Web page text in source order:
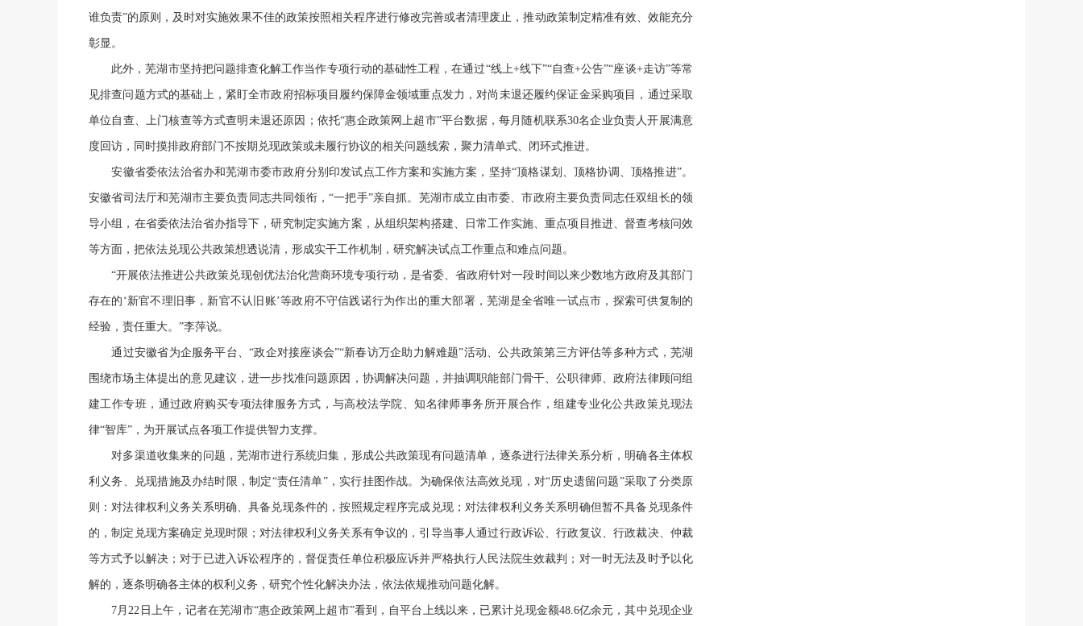
谁负责”的原则，及时对实施效果不佳的政策按照相关程序进行修改完善或者清理废止，推动政策制定精准有效、效能充分
彰显。
此外，芜湖市坚持把问题排查化解工作当作专项行动的基础性工程，在通过“线上+线下”“自查+公告”“座谈+走访”等常
见排查问题方式的基础上，紧盯全市政府招标项目履约保障金领域重点发力，对尚未退还履约保证金采购项目，通过采取
单位自查、上门核查等方式查明未退还原因；依托“惠企政策网上超市”平台数据，每月随机联系30名企业负责人开展满意
度回访，同时摸排政府部门不按期兑现政策或未履行协议的相关问题线索，聚力清单式、闭环式推进。
安徽省委依法治省办和芜湖市委市政府分别印发试点工作方案和实施方案，坚持“顶格谋划、顶格协调、顶格推进”。
安徽省司法厅和芜湖市主要负责同志共同领衔，“一把手”亲自抓。芜湖市成立由市委、市政府主要负责同志任双组长的领
导小组，在省委依法治省办指导下，研究制定实施方案，从组织架构搭建、日常工作实施、重点项目推进、督查考核问效
等方面，把依法兑现公共政策想透说清，形成实干工作机制，研究解决试点工作重点和难点问题。
“开展依法推进公共政策兑现创优法治化营商环境专项行动，是省委、省政府针对一段时间以来少数地方政府及其部门
存在的‘新官不理旧事，新官不认旧账’等政府不守信践诺行为作出的重大部署，芜湖是全省唯一试点市，探索可供复制的
经验，责任重大。”李萍说。
通过安徽省为企服务平台、“政企对接座谈会”“新春访万企助力解难题”活动、公共政策第三方评估等多种方式，芜湖
围绕市场主体提出的意见建议，进一步找准问题原因，协调解决问题，并抽调职能部门骨干、公职律师、政府法律顾问组
建工作专班，通过政府购买专项法律服务方式，与高校法学院、知名律师事务所开展合作，组建专业化公共政策兑现法
律“智库”，为开展试点各项工作提供智力支撑。
对多渠道收集来的问题，芜湖市进行系统归集，形成公共政策现有问题清单，逐条进行法律关系分析，明确各主体权
利义务、兑现措施及办结时限，制定“责任清单”，实行挂图作战。为确保依法高效兑现，对“历史遗留问题”采取了分类原
则：对法律权利义务关系明确、具备兑现条件的，按照规定程序完成兑现；对法律权利义务关系明确但暂不具备兑现条件
的，制定兑现方案确定兑现时限；对法律权利义务关系有争议的，引导当事人通过行政诉讼、行政复议、行政裁决、仲裁
等方式予以解决；对于已进入诉讼程序的，督促责任单位积极应诉并严格执行人民法院生效裁判；对一时无法及时予以化
解的，逐条明确各主体的权利义务，研究个性化解决办法，依法依规推动问题化解。
7月22日上午，记者在芜湖市“惠企政策网上超市”看到，自平台上线以来，已累计兑现金额48.6亿余元，其中兑现企业